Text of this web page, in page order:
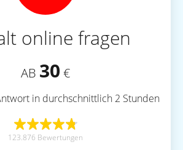
online fragen
AB 30 €
in durchschnittlich 2 Stunden
123.876 Bewertungen